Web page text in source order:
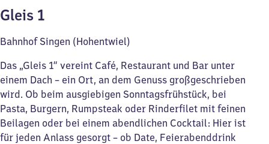
Gleis 1
Bahnhof Singen (Hohentwiel)
Das „Gleis 1“ vereint Café, Restaurant und Bar unter
einem Dach – ein Ort, an dem Genuss großgeschrieben
wird. Ob beim ausgiebigen Sonntagsfrühstück, bei
Pasta, Burgern, Rumpsteak oder Rinderfilet mit feinen
Beilagen oder bei einem abendlichen Cocktail: Hier ist
für jeden Anlass gesorgt – ob Date, Feierabenddrink